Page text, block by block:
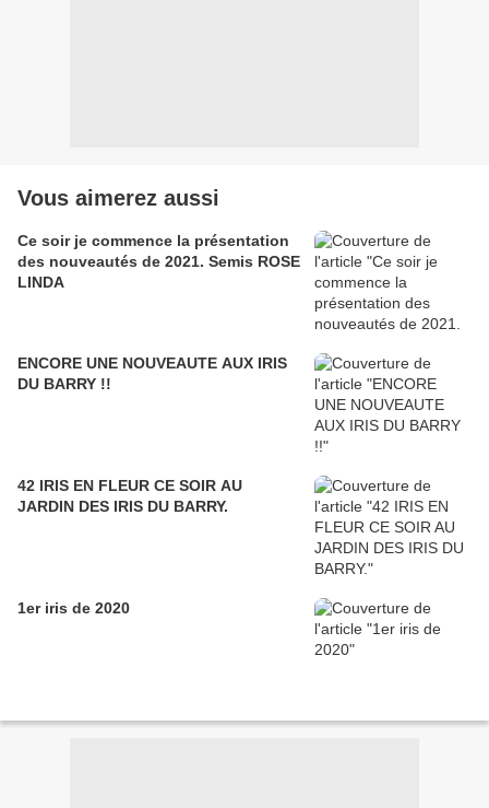
Vous aimerez aussi
Ce soir je commence la présentation
des nouveautés de 2021. Semis ROSE
LINDA
ENCORE UNE NOUVEAUTE AUX IRIS
DU BARRY !!
42 IRIS EN FLEUR CE SOIR AU
JARDIN DES IRIS DU BARRY.
1er iris de 2020